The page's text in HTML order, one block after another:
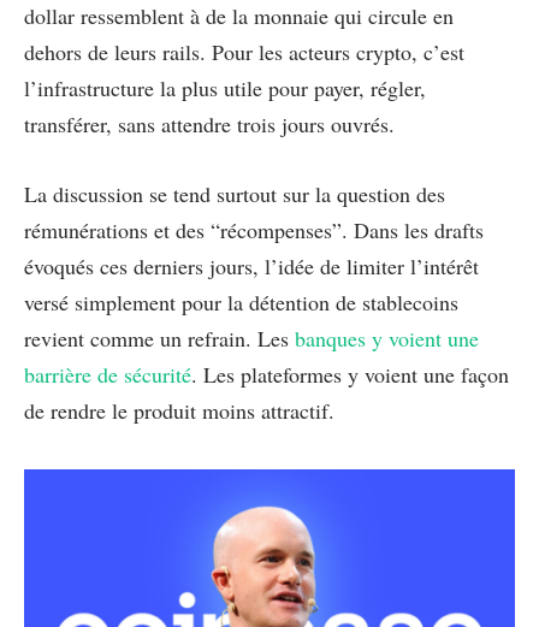
dollar ressemblent à de la monnaie qui circule en
dehors de leurs rails. Pour les acteurs crypto, c’est
l’infrastructure la plus utile pour payer, régler,
transférer, sans attendre trois jours ouvrés.
La discussion se tend surtout sur la question des
rémunérations et des “récompenses”. Dans les drafts
évoqués ces derniers jours, l’idée de limiter l’intérêt
versé simplement pour la détention de stablecoins
revient comme un refrain. Les banques y voient une
barrière de sécurité. Les plateformes y voient une façon
de rendre le produit moins attractif.